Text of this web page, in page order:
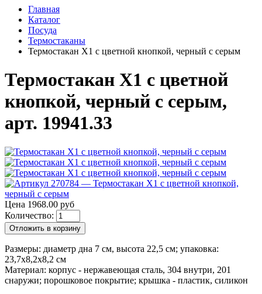
Главная
Каталог
Посуда
Термостаканы
Термостакан X1 с цветной кнопкой, черный с серым
Термостакан X1 с цветной
кнопкой, черный с серым,
арт. 19941.33
Цена 1968.00 руб
Количество:
Отложить в корзину
Размеры: диаметр дна 7 см, высота 22,5 см; упаковка:
23,7х8,2х8,2 см
Материал: корпус - нержавеющая сталь, 304 внутри, 201
снаружи; порошковое покрытие; крышка - пластик, силикон